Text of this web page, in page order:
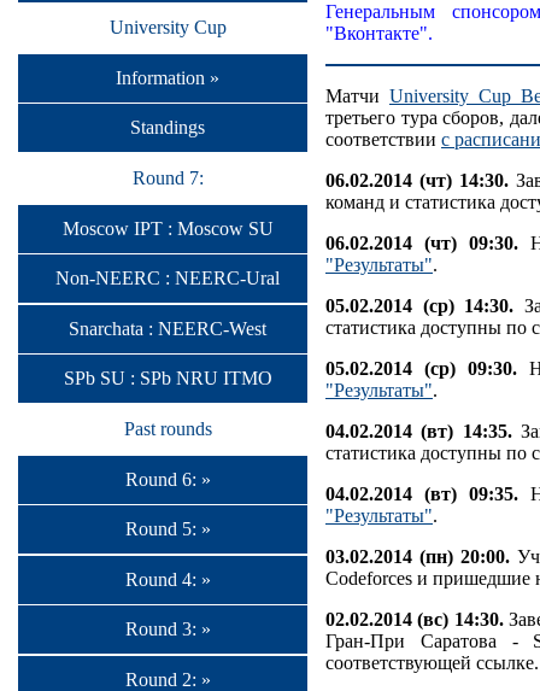
University Cup
Information »
Standings
Round 7:
Moscow IPT : Moscow SU
Non-NEERC : NEERC-Ural
Snarchata : NEERC-West
SPb SU : SPb NRU ITMO
Past rounds
Round 6: »
Round 5: »
Round 4: »
Round 3: »
Round 2: »
Генеральным
"Вконтакте".
Матчи University Cup
третьего тура сборов,
соответствии с
06.02.2014 (чт) 14:30.
команд и статистика
06.02.2014 (чт) 09:30.
"Результаты".
05.02.2014 (ср) 14:30.
статистика доступны по
05.02.2014 (ср) 09:30.
"Результаты".
04.02.2014 (вт) 14:35.
статистика доступны по
04.02.2014 (вт) 09:35.
"Результаты".
03.02.2014 (пн) 20:00.
Codeforces и пришедшие
02.02.2014 (вс) 14:30.
Гран-При Саратова -
соответствующей ссылке.